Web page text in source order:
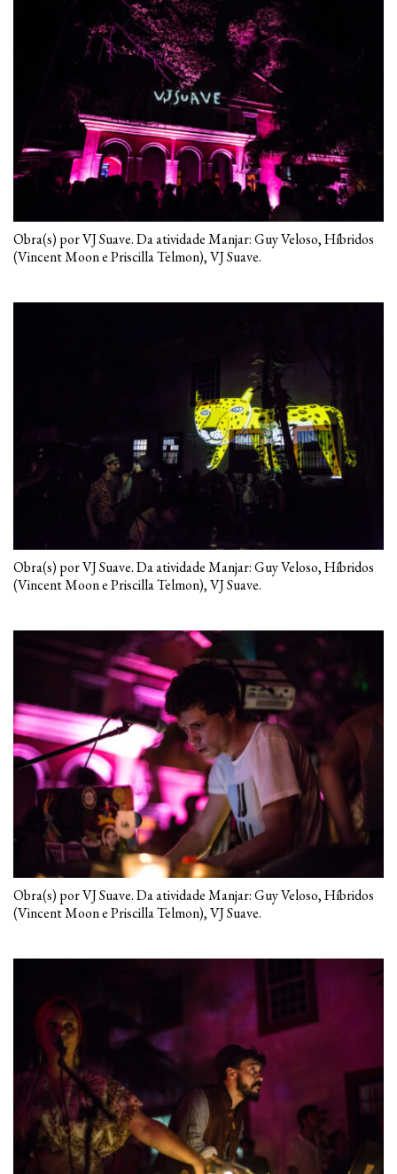
Obra(s) por VJ Suave. Da atividade Manjar: Guy Veloso, Híbridos
(Vincent Moon e Priscilla Telmon), VJ Suave.
Obra(s) por VJ Suave. Da atividade Manjar: Guy Veloso, Híbridos
(Vincent Moon e Priscilla Telmon), VJ Suave.
Obra(s) por VJ Suave. Da atividade Manjar: Guy Veloso, Híbridos
(Vincent Moon e Priscilla Telmon), VJ Suave.